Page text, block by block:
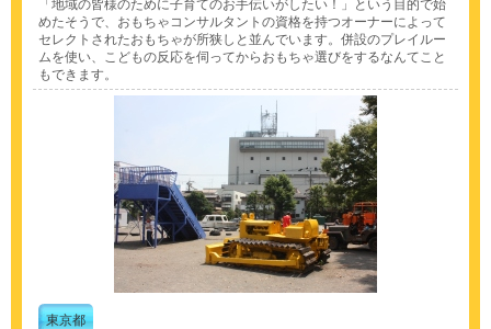
「地域の皆様のために子育てのお手伝いがしたい！」という目的で始
めたそうで、おもちゃコンサルタントの資格を持つオーナーによって
セレクトされたおもちゃが所狭しと並んでいます。併設のプレイルー
ムを使い、こどもの反応を伺ってからおもちゃ選びをするなんてこと
もできます。
東京都